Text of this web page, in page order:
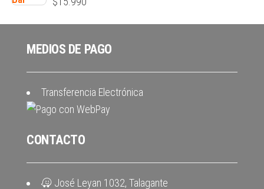
MEDIOS DE PAGO
Transferencia Electrónica
CONTACTO
José Leyan 1032, Talagante